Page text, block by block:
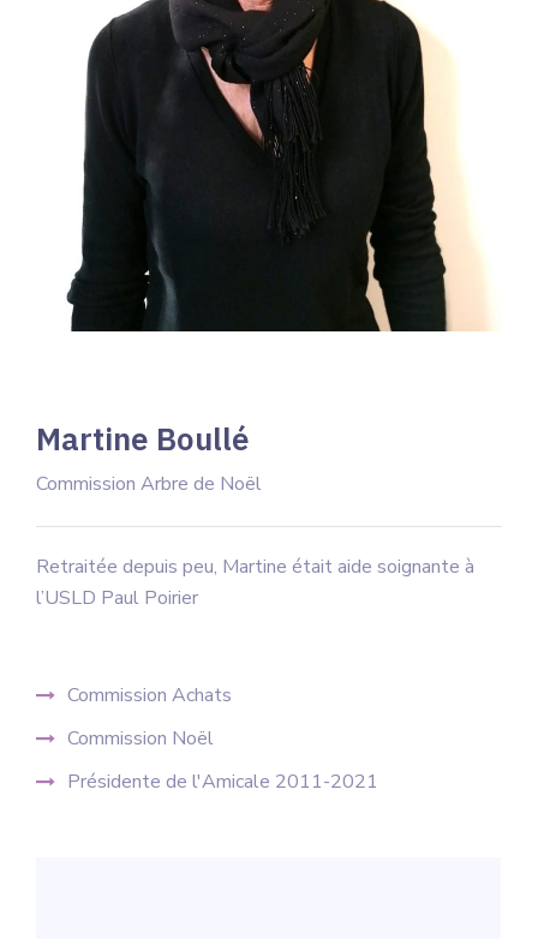
Martine Boullé
Commission Arbre de Noël
Retraitée depuis peu, Martine était aide soignante à
l’USLD Paul Poirier
Commission Achats
Commission Noël
Présidente de l'Amicale 2011-2021